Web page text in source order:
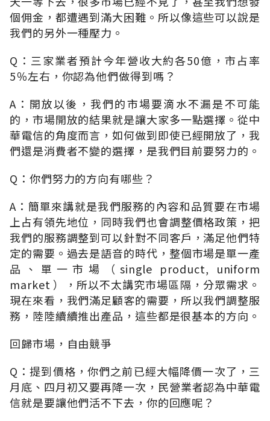
個佣金，都遭遇到滿大困難。所以像這些可以說是
我們的另外一種壓力。
Q：三家業者預計今年營收大約各50億，市占率
5％左右，你認為他們做得到嗎？
A：開放以後，我們的市場要滴水不漏是不可能
的，市場開放的結果就是讓大家多一點選擇。從中
華電信的角度而言，如何做到即使已經開放了，我
們還是消費者不變的選擇，是我們目前要努力的。
Q：你們努力的方向有哪些？
A：簡單來講就是我們服務的內容和品質要在市場
上占有領先地位，同時我們也會調整價格政策，把
我們的服務調整到可以針對不同客戶，滿足他們特
定的需要。過去是語音的時代，整個市場是單一產
品、單一市場（single product, uniform
market ），所以不太講究市場區隔，分眾需求。
現在來看，我們滿足顧客的需要，所以我們調整服
務，陸陸續續推出產品，這些都是很基本的方向。
回歸市場，自由競爭
Q：提到價格，你們之前已經大幅降價一次了，三
月底、四月初又要再降一次，民營業者認為中華電
信就是要讓他們活不下去，你的回應呢？